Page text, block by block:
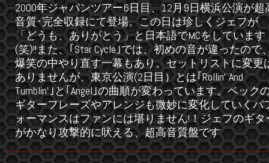
2000年ジャパンツアー6日目、12月9日横浜公演が超
音質･完全収録にて登場。この日は珍しくジェフが
「どうも、ありがとう」と日本語でMCをしています
(笑)!!また、｢Star Cycle｣では、初めの音が違ったので
爆笑の中やり直す一幕もあり。セットリストに変更
ありませんが、東京公演(2日目）とは｢Rollin' And
Tumblin'｣と｢Angel｣の曲順が変わっています。ベック
ギターフレーズやアレンジも微妙に変化していくパ
ォーマンスはファンには堪りません!！ジェフのギタ
がかなり攻撃的に吠える、超高音質盤です